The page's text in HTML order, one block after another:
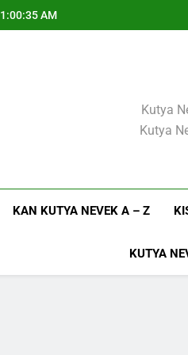
1:00:36 AM
Kutya
Kutya
KAN KUTYA NEVEK A – Z
KUTYA